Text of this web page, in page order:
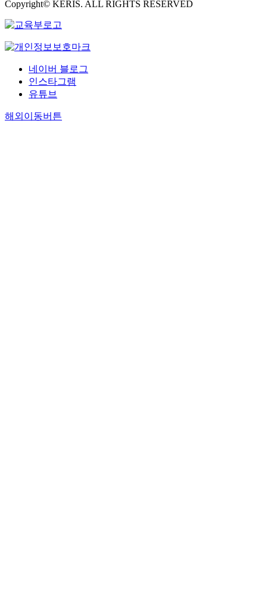
Copyright© KERIS. ALL RIGHTS RESERVED
네이버 블로그
인스타그램
유튜브
해외이동버튼